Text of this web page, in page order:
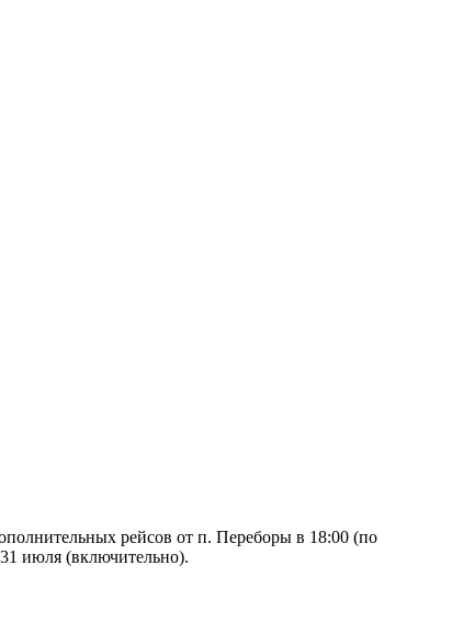
рейсов от п. Переборы в 18:00 (по
июля (включительно).